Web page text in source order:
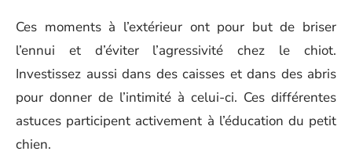
Ces moments à l’extérieur ont pour but de briser
l’ennui et d’éviter l’agressivité chez le chiot.
Investissez aussi dans des caisses et dans des abris
pour donner de l’intimité à celui-ci. Ces différentes
astuces participent activement à l’éducation du petit
chien.